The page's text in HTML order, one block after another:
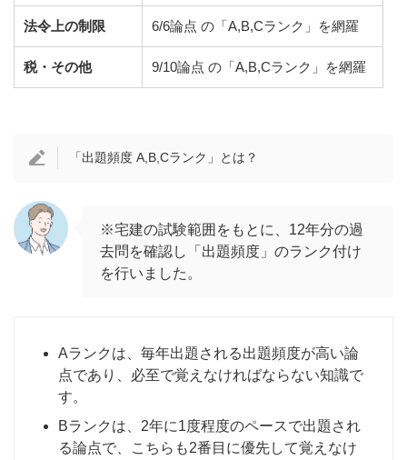
法令上の制限 6/6論点 の「A,B,Cランク」を網羅
税・その他 9/10論点 の「A,B,Cランク」を網羅
「出題頻度 A,B,Cランク」とは？
※宅建の試験範囲をもとに、12年分の過
去問を確認し「出題頻度」のランク付け
を行いました。
Aランクは、毎年出題される出題頻度が高い論
点であり、必至で覚えなければならない知識で
す。
Bランクは、2年に1度程度のペースで出題され
る論点で、こちらも2番目に優先して覚えなけ